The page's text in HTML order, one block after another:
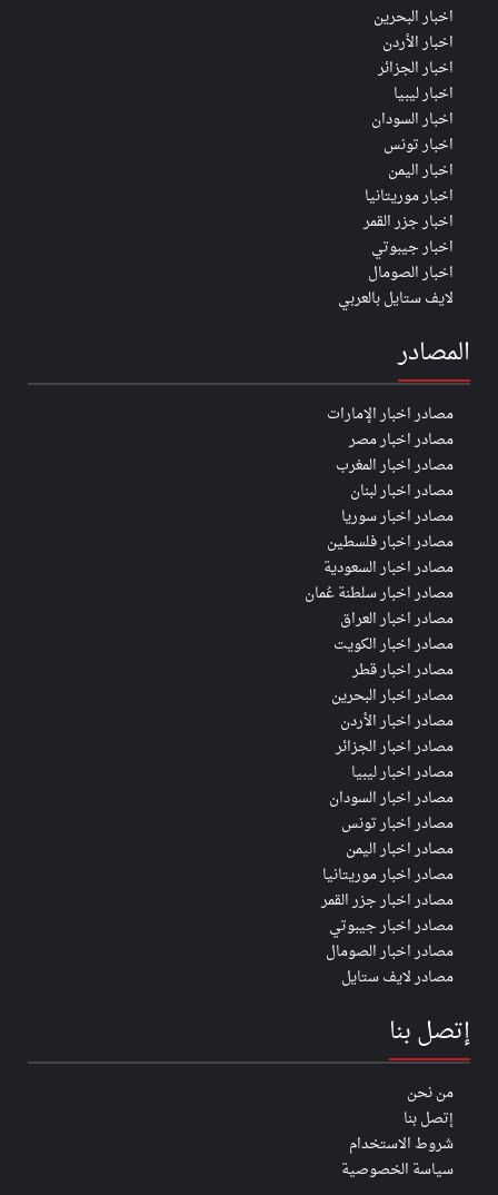
اخبار البحرين
اخبار الأردن
اخبار الجزائر
اخبار ليبيا
اخبار السودان
اخبار تونس
اخبار اليمن
اخبار موريتانيا
اخبار جزر القمر
اخبار جيبوتي
اخبار الصومال
لايف ستايل بالعربي
المصادر
مصادر اخبار الإمارات
مصادر اخبار مصر
مصادر اخبار المغرب
مصادر اخبار لبنان
مصادر اخبار سوريا
مصادر اخبار فلسطين
مصادر اخبار السعودية
مصادر اخبار سلطنة عُمان
مصادر اخبار العراق
مصادر اخبار الكويت
مصادر اخبار قطر
مصادر اخبار البحرين
مصادر اخبار الأردن
مصادر اخبار الجزائر
مصادر اخبار ليبيا
مصادر اخبار السودان
مصادر اخبار تونس
مصادر اخبار اليمن
مصادر اخبار موريتانيا
مصادر اخبار جزر القمر
مصادر اخبار جيبوتي
مصادر اخبار الصومال
مصادر لايف ستايل
إتصل بنا
من نحن
إتصل بنا
شروط الاستخدام
سياسة الخصوصية